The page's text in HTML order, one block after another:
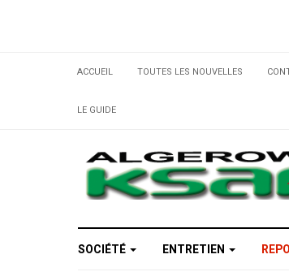
ACCUEIL TOUTES LES NOUVELLES
LE GUIDE
SOCIÉTÉ ENTRETIEN